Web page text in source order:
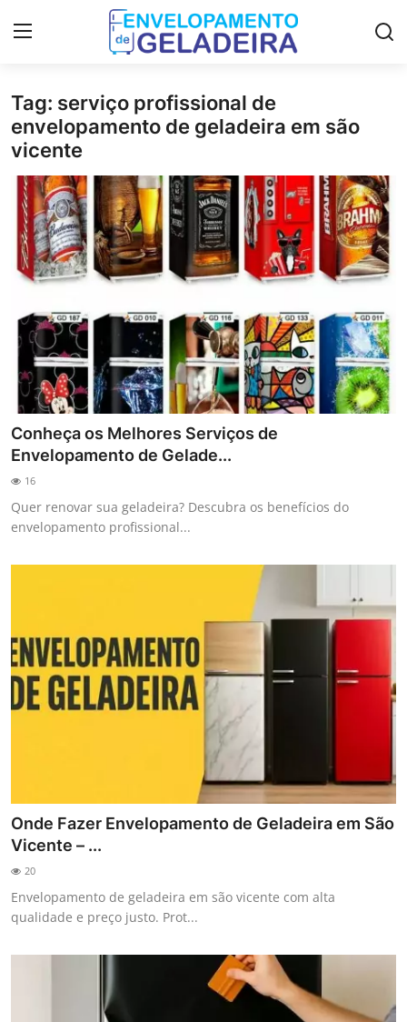
Login Registro
Home
LGPD
Curso de Envelopamento de
Geladeira
Galeria
Tag: serviço profissional de
envelopamento de geladeira em são
vicente
Conheça os Melhores Serviços de
Envelopamento de Gelade...
16
Quer renovar sua geladeira? Descubra os benefícios do
envelopamento profissional...
Onde Fazer Envelopamento de Geladeira em São
Vicente – ...
20
Envelopamento de geladeira em são vicente com alta
qualidade e preço justo. Prot...